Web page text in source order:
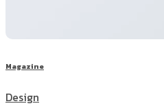
Magazine
Design